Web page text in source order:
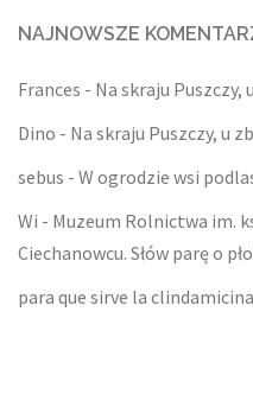
NAJNOWSZE
Frances - Na skraju Puszczy,
Dino - Na skraju Puszczy, u
sebus - W ogrodzie wsi
Wi - Muzeum Rolnictwa im.
Ciechanowcu. Słów parę o
para que sirve la clindamicina